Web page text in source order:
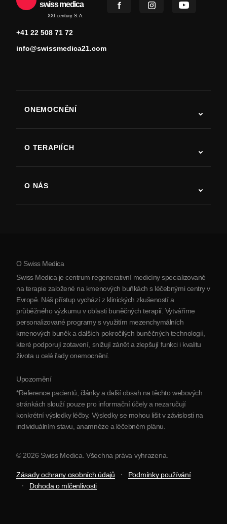
swiss medica
XXI century S.A.
+41 22 508 71 72
info@swissmedica21.com
ONEMOCNĚNÍ
Parkinsonova choroba
Artritida
O TERAPIÍCH
O NÁS
O Srbsku
Partnerství
Kontaktujte nás
O Swiss Medica
Swiss Medica je centrum regenerativní medicíny specializované
na terapie založené na kmenových buňkách s léčebnými centry v
Evropě. Náš přístup vychází z klinických zkušeností a
průběžného výzkumu v oblasti buněčných terapií. Vytváříme
personalizované programy s využitím mezenchymálních
kmenových buněk a dalších pokročilých buněčných technologií,
které podporují zotavení, snižují zánět a zlepšují funkci i kvalitu
života u celé řady onemocnění.
Upozornění
*Reference pacientů, články a další obsah na těchto webových
stránkách slouží pouze pro informační účely a nezaručují
konkrétní výsledky léčby. Výsledky se mohou lišit v závislosti na
individuálním stavu, anamnéze a léčebném plánu.
© 2026 Swiss Medica. Všechna práva vyhrazena.
Zásady ochrany osobních údajů
Podmínky používání
Dohoda o mlčenlivosti